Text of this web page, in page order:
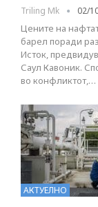
Triling Mk 02/
Цените на
барел поради
Исток,
Саул Кавоник.
во конфликтот,…
АКТУЕЛНО